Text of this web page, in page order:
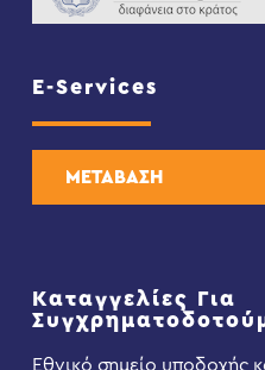
E-Services
ΜΕΤΑΒΑΣΗ
Καταγγελίες Για
Εθνικό σημείο υποδοχής